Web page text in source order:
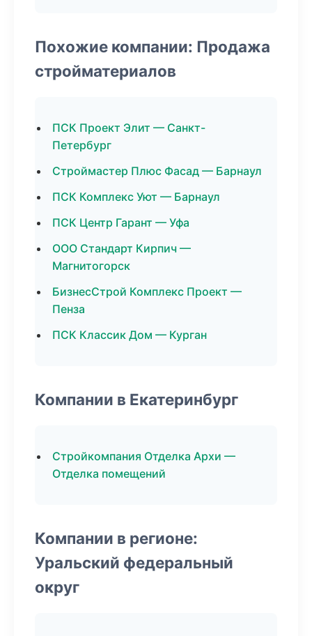
Похожие компании: Продажа
стройматериалов
ПСК Проект Элит — Санкт-
Петербург
Строймастер Плюс Фасад — Барнаул
ПСК Комплекс Уют — Барнаул
ПСК Центр Гарант — Уфа
ООО Стандарт Кирпич —
Магнитогорск
БизнесСтрой Комплекс Проект —
Пенза
ПСК Классик Дом — Курган
Компании в Екатеринбург
Стройкомпания Отделка Архи —
Отделка помещений
Компании в регионе:
Уральский федеральный
округ